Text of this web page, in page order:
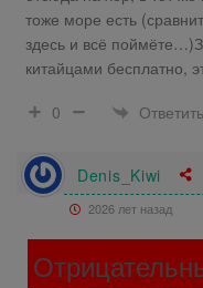
тоже море есть
здесь и всё
китайцами бесплатно,
0
Ответить
Denis_Kiwi
2026 лет назад